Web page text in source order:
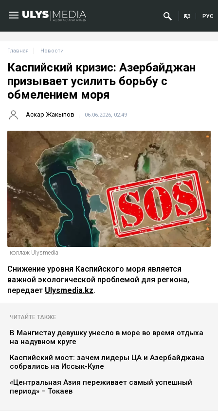
ҚАЗ РУС
Главная Новости
Каспийский кризис: Азербайджан
призывает усилить борьбу с
обмелением моря
Аскар Жакыпов 06.06.2026, 02:49
коллаж Ulysmedia
Снижение уровня Каспийского моря является
важной экологической проблемой для региона,
передает Ulysmedia.kz.
ЧИТАЙТЕ ТАКЖЕ
В Мангистау девушку унесло в море во время отдыха
на надувном круге
Каспийский мост: зачем лидеры ЦА и Азербайджана
собрались на Иссык-Куле
«Центральная Азия переживает самый успешный
период» – Токаев